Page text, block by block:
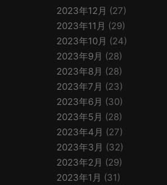
2023年12月 (27)
2023年11月 (29)
2023年10月 (24)
2023年9月 (28)
2023年8月 (28)
2023年7月 (23)
2023年6月 (30)
2023年5月 (28)
2023年4月 (27)
2023年3月 (32)
2023年2月 (29)
2023年1月 (31)